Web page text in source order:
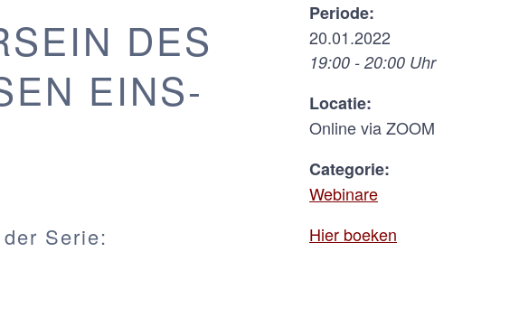
Periode:
20.01.2022
19:00 - 20:00 Uhr
Locatie:
Online via ZOOM
Categorie:
Webinare
Hier boeken
DES
EINS-
Serie: